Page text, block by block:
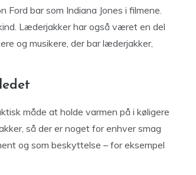
bar som Indiana Jones i filmene.
Læderjakker har også været en del
og musikere, der bar læderjakker,
måde at holde varmen på i køligere
så der er noget for enhver smag
og som beskyttelse – for eksempel